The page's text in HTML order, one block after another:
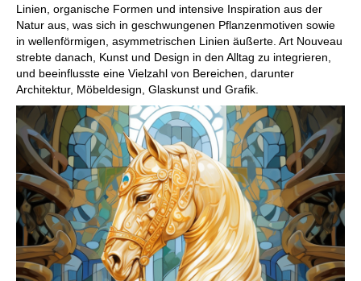
Linien, organische Formen und intensive Inspiration aus der
Natur aus, was sich in geschwungenen Pflanzenmotiven sowie
in wellenförmigen, asymmetrischen Linien äußerte. Art Nouveau
strebte danach, Kunst und Design in den Alltag zu integrieren,
und beeinflusste eine Vielzahl von Bereichen, darunter
Architektur, Möbeldesign, Glaskunst und Grafik.